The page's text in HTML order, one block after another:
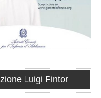
Luigi Pintor